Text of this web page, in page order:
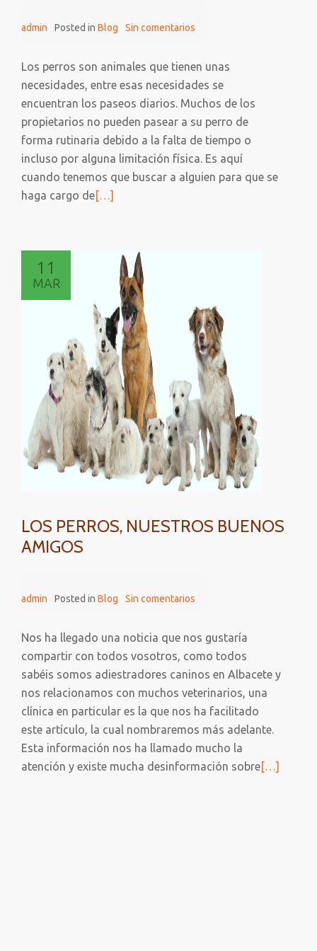
admin Posted in Blog Sin comentarios
Los perros son animales que tienen unas
necesidades, entre esas necesidades se
encuentran los paseos diarios. Muchos de los
propietarios no pueden pasear a su perro de
forma rutinaria debido a la falta de tiempo o
incluso por alguna limitación física. Es aquí
cuando tenemos que buscar a alguien para que se
haga cargo deLeer
PASEADORES
PERROS:
Una
excelente
alternativa
[…]
11
MAR
LOS PERROS, NUESTROS BUENOS
AMIGOS
admin Posted in Blog Sin comentarios
Nos ha llegado una noticia que nos gustaría
compartir con todos vosotros, como todos
sabéis somos adiestradores caninos en Albacete y
nos relacionamos con muchos veterinarios, una
clínica en particular es la que nos ha facilitado
este artículo, la cual nombraremos más adelante.
Esta información nos ha llamado mucho la
atención y existe mucha desinformación sobreLeer
[…]